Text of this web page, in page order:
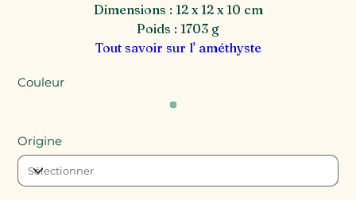
Dimensions : 12 x 12 x 10 cm
Poids : 1703 g
Tout savoir sur l' améthyste
Couleur
Origine